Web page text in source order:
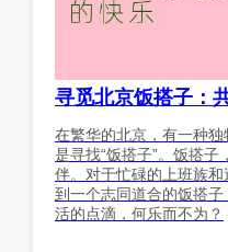
寻觅北京饭搭子：
在繁华的北京，有一种
是寻找“饭搭子”。饭搭
伴。对于忙碌的上班族
到一个志同道合的饭搭
活的点滴，何乐而不为？